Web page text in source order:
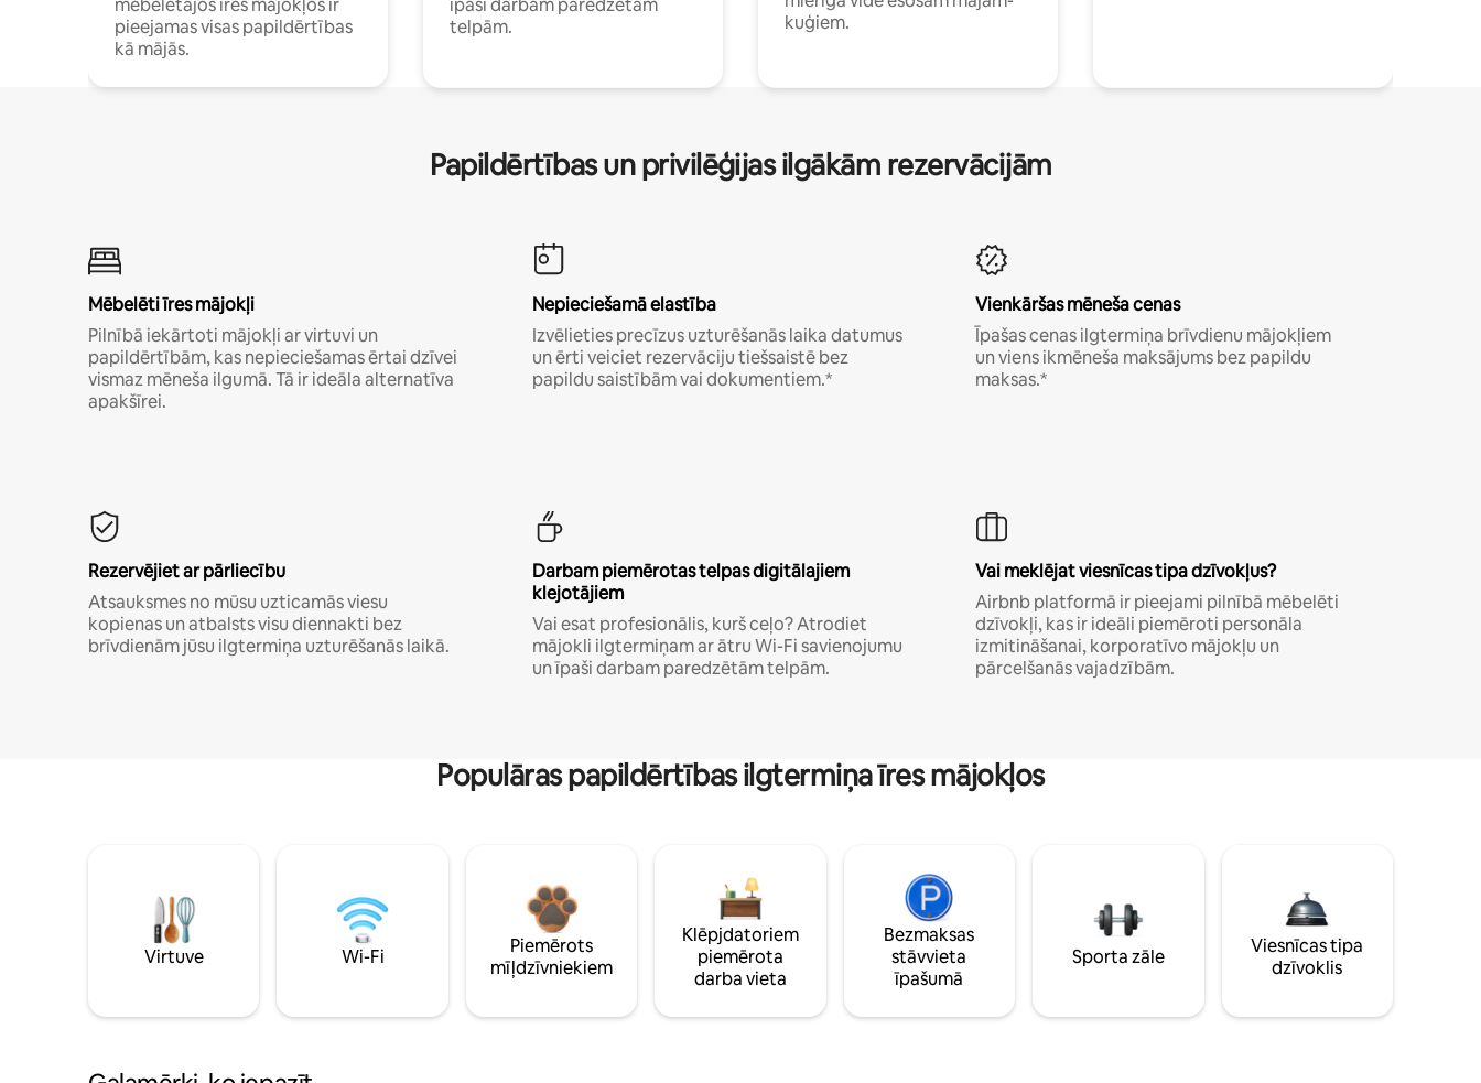
mēbelētajos īres mājokļos ir
pieejamas visas papildērtības
kā mājās.
īpaši darbam paredzētām
telpām.
kuģiem.
Papildērtības un privilēģijas ilgākām rezervācijām
Mēbelēti īres mājokļi
Pilnībā iekārtoti mājokļi ar virtuvi un
papildērtībām, kas nepieciešamas ērtai dzīvei
vismaz mēneša ilgumā. Tā ir ideāla alternatīva
apakšīrei.
Nepieciešamā elastība
Izvēlieties precīzus uzturēšanās laika datumus
un ērti veiciet rezervāciju tiešsaistē bez
papildu saistībām vai dokumentiem.*
Vienkāršas mēneša cenas
Īpašas cenas ilgtermiņa brīvdienu mājokļiem
un viens ikmēneša maksājums bez papildu
maksas.*
Rezervējiet ar pārliecību
Atsauksmes no mūsu uzticamās viesu
kopienas un atbalsts visu diennakti bez
brīvdienām jūsu ilgtermiņa uzturēšanās laikā.
Darbam piemērotas telpas digitālajiem
klejotājiem
Vai esat profesionālis, kurš ceļo? Atrodiet
mājokli ilgtermiņam ar ātru Wi-Fi savienojumu
un īpaši darbam paredzētām telpām.
Vai meklējat viesnīcas tipa dzīvokļus?
Airbnb platformā ir pieejami pilnībā mēbelēti
dzīvokļi, kas ir ideāli piemēroti personāla
izmitināšanai, korporatīvo mājokļu un
pārcelšanās vajadzībām.
Populāras papildērtības ilgtermiņa īres mājokļos
Virtuve Wi-Fi
Piemērots
mīļdzīvniekiem
Klēpjdatoriem
piemērota
darba vieta
Bezmaksas
stāvvieta
īpašumā
Sporta zāle
Viesnīcas tipa
dzīvoklis